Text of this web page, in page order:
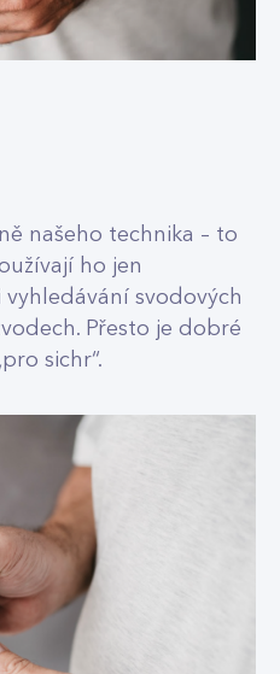
našeho technika – to
ho jen
svodových
Přesto je dobré
sichr“.